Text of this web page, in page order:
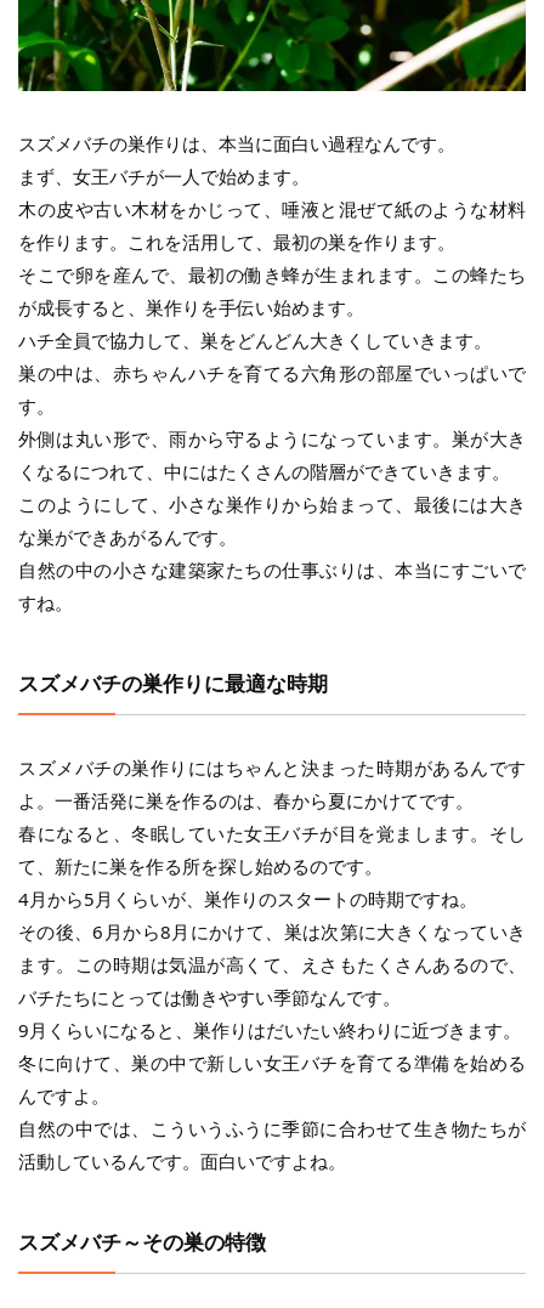
スズメバチの巣作りは、本当に面白い過程なんです。
まず、女王バチが一人で始めます。
木の皮や古い木材をかじって、唾液と混ぜて紙のような材料
を作ります。これを活用して、最初の巣を作ります。
そこで卵を産んで、最初の働き蜂が生まれます。この蜂たち
が成長すると、巣作りを手伝い始めます。
ハチ全員で協力して、巣をどんどん大きくしていきます。
巣の中は、赤ちゃんハチを育てる六角形の部屋でいっぱいで
す。
外側は丸い形で、雨から守るようになっています。巣が大き
くなるにつれて、中にはたくさんの階層ができていきます。
このようにして、小さな巣作りから始まって、最後には大き
な巣ができあがるんです。
自然の中の小さな建築家たちの仕事ぶりは、本当にすごいで
すね。
スズメバチの巣作りに最適な時期
スズメバチの巣作りにはちゃんと決まった時期があるんです
よ。一番活発に巣を作るのは、春から夏にかけてです。
春になると、冬眠していた女王バチが目を覚まします。そし
て、新たに巣を作る所を探し始めるのです。
4月から5月くらいが、巣作りのスタートの時期ですね。
その後、6月から8月にかけて、巣は次第に大きくなっていき
ます。この時期は気温が高くて、えさもたくさんあるので、
バチたちにとっては働きやすい季節なんです。
9月くらいになると、巣作りはだいたい終わりに近づきます。
冬に向けて、巣の中で新しい女王バチを育てる準備を始める
んですよ。
自然の中では、こういうふうに季節に合わせて生き物たちが
活動しているんです。面白いですよね。
スズメバチ～その巣の特徴